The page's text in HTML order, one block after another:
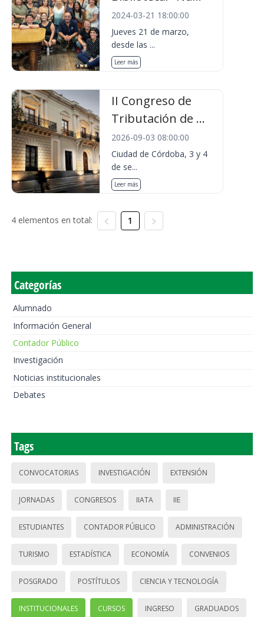
2024-03-21 18:00:00
Jueves 21 de marzo,
desde las ...
Leer más
II Congreso de
Tributación de ...
2026-09-03 08:00:00
Ciudad de Córdoba, 3 y 4
de se...
Leer más
4 elementos en total: 1
Categorías
Alumnado
Información General
Contador Público
Investigación
Noticias institucionales
Debates
Tags
CONVOCATORIAS INVESTIGACIÓN EXTENSIÓN
JORNADAS CONGRESOS IIATA IIE
ESTUDIANTES CONTADOR PÚBLICO ADMINISTRACIÓN
TURISMO ESTADÍSTICA ECONOMÍA CONVENIOS
POSGRADO POSTÍTULOS CIENCIA Y TECNOLOGÍA
INSTITUCIONALES CURSOS INGRESO GRADUADOS